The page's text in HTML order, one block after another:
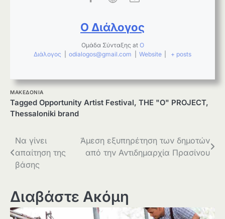
Ο Διάλογος
Ομάδα Σύνταξης at Ο
Διάλογος
odialogos@gmail.com Website + posts
ΜΑΚΕΔΟΝΙΑ
Tagged Opportunity Artist Festival, THE "O" PROJECT,
Thessaloniki brand
Πλοήγηση
άρθρων
Να γίνει
απαίτηση της
βάσης
Άμεση εξυπηρέτηση των δημοτών
από την Αντιδημαρχία Πρασίνου
Διαβάστε Ακόμη